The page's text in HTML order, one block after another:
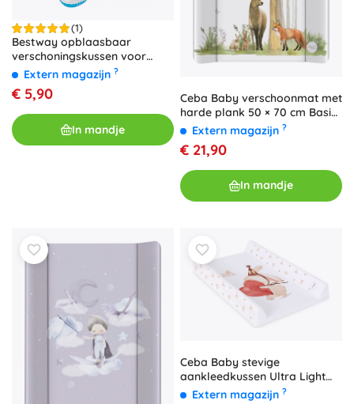
(1)
Bestway opblaasbaar
verschoningskussen voor
baby’s met hangende
Extern magazijn ?
€ 5,90
In mandje
Ceba Baby verschoonmat met
harde plank 50 × 70 cm Basic
balloons
Extern magazijn ?
€ 21,90
In mandje
Ceba Baby stevige
aankleedkussen Ultra Light
Cosy Hippo 50 × 70 cm
Extern magazijn ?